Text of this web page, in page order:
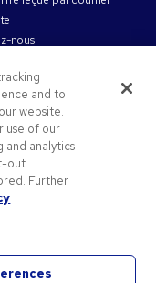
nous
and to
website.
use of our
and analytics
out
Further